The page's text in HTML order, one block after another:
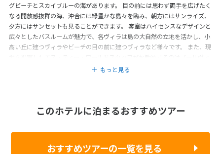
グビーチとスカイブルーの海があります。 目の前には思わず両手を広げたく
なる開放感抜群の海、沖合には緑豊かな島々を臨み、朝方にはサンライズ、
夕方にはサンセットも見ることができます。 客室はハイセンスなデザインと
広々としたバスルームが魅力で、各ヴィラは島の大自然の立地を活かし、小
高い丘に建つヴィラやビーチの目の前に建つヴィラなど様々です。 また、現
ラ！プールに入りながら穏やかな海と島々を1日中眺められます。 ハネムー
もっと見る
このホテルに泊まるおすすめツアー
おすすめツアーの一覧を見る